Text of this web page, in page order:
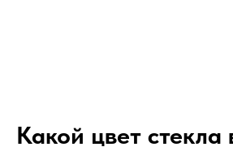
Какой цвет стекла